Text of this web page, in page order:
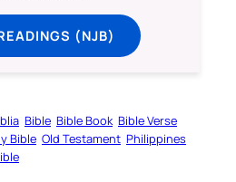
(NJB)
Bible Bible Book Bible Verse
Bible Old Testament Philippines